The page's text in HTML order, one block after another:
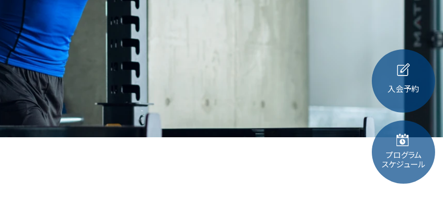
入会予約
プログラム
スケジュール